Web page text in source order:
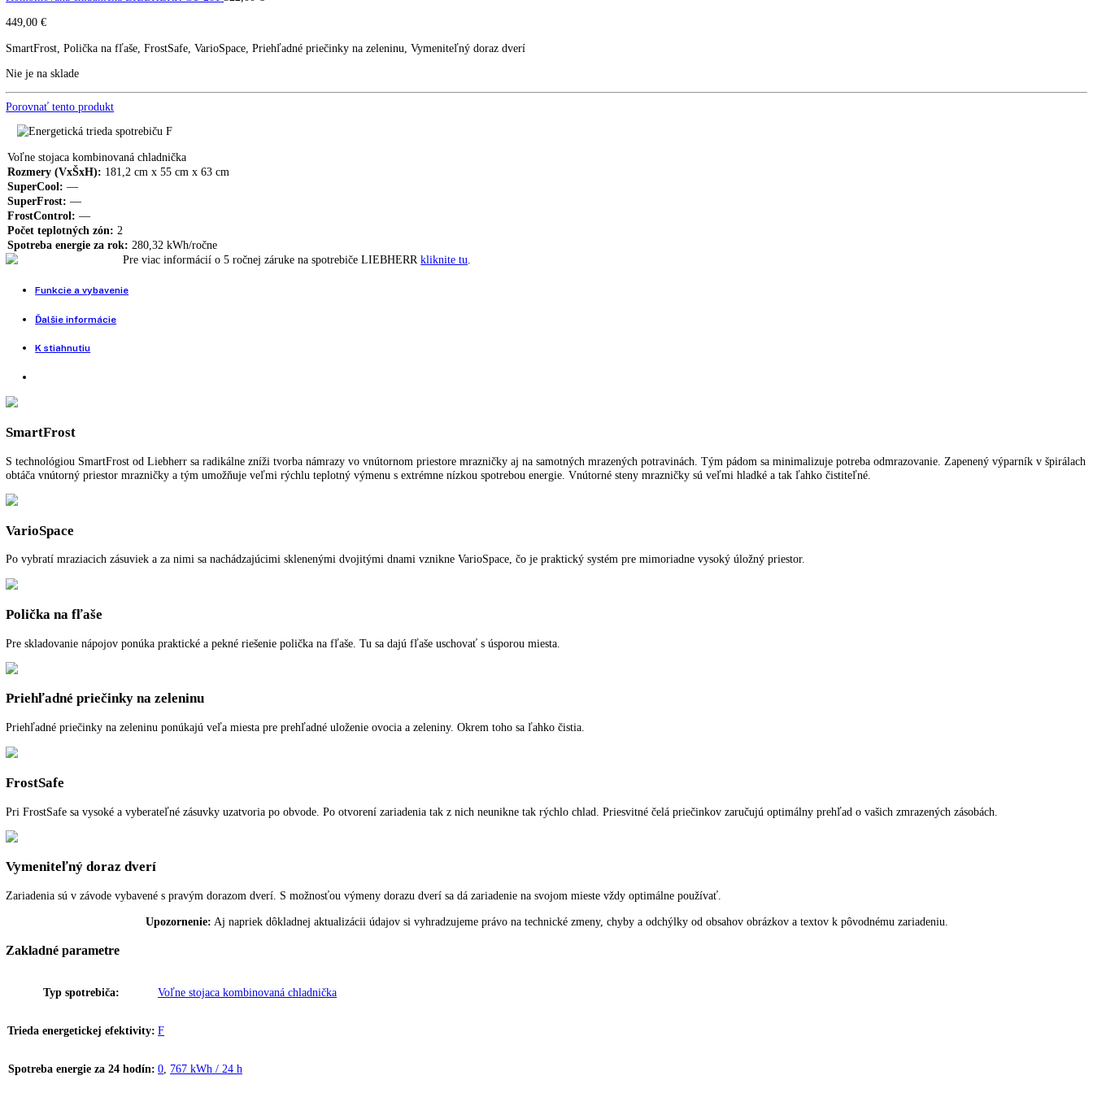
Kombinovaná chladnička LIEBHERR CUel 331
CUel 331
LIEBHERR SBNes 4285 s BioFresh, nerezová
Kombinovaná chladnička LIEBHERR CU 281
449,00€
SmartFrost, Polička na fľaše, FrostSafe, VarioSpace, Priehľadné priečinky na zeleninu, Vymeniteľný doraz dverí
Nie je na sklade
Porovnať tento produkt
Voľne stojaca kombinovaná chladnička
Rozmery (VxŠxH):
SuperCool:
SuperFrost:
FrostControl:
Počet teplotných zón:2
Spotreba energie za rok:280,32 kWh/ročne
Funkcie a vybavenie
Ďalšie informácie
obtáča vnútorný priestor mrazničky a tým umožňuje veľmi rýchlu teplotný výmenu s extrémne nízkou spotrebou energie. Vnútorné steny mrazničky sú veľmi hladké a tak ľahko čistiteľné.
VarioSpace
Pre skladovanie nápojov ponúka praktické a pekné riešenie polička na fľaše. Tu sa dajú fľaše uschovať s úsporou miesta.
FrostSafe